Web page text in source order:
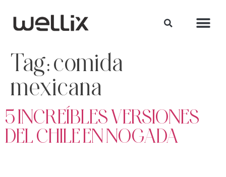
Tag:comida
mexicana
5 INCREÍBLES VERSIONES
DEL CHILE EN NOGADA